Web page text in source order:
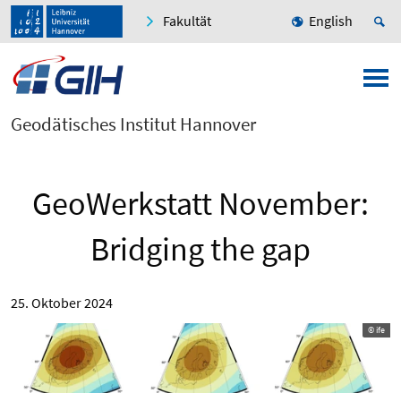
Fakultät English
Geodätisches Institut Hannover
GeoWerkstatt November:
Bridging the gap
25. Oktober 2024
© ife